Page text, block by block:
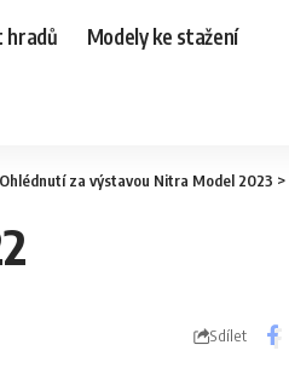
hradů Modely ke stažení
Ohlédnutí za výstavou Nitra Model 2023 >
Sdílet